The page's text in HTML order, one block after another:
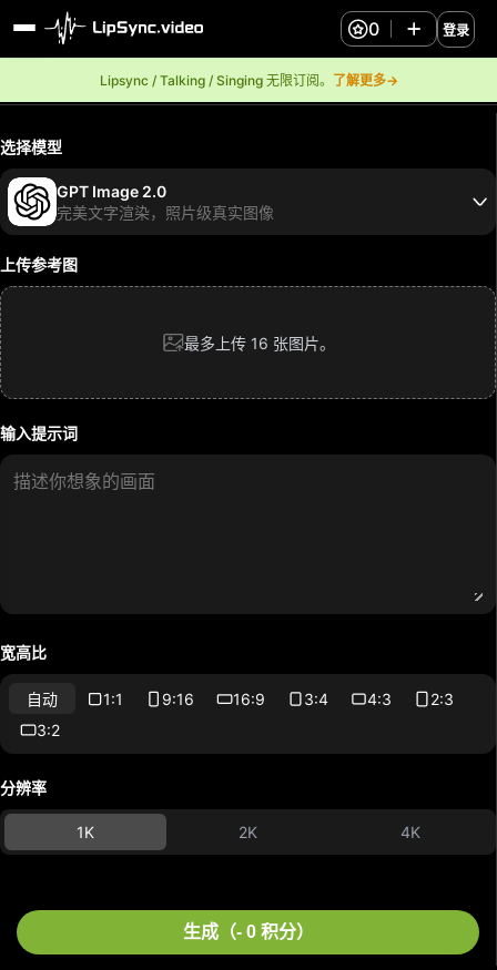
Lipsync / Talking / Singing 无限订阅。 了解更多→
0 登录
选择模型
GPT Image 2.0
完美文字渲染，照片级真实图像
上传参考图
最多上传 16 张图片。
输入提示词
宽高比
自动 1:1 9:16 16:9 3:4 4:3
2:3
3:2
分辨率
1K 2K 4K
生成（- 0 积分）